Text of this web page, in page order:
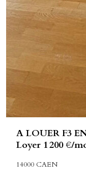
A LOUER F3
Loyer 1 200 €/
14000 CAEN